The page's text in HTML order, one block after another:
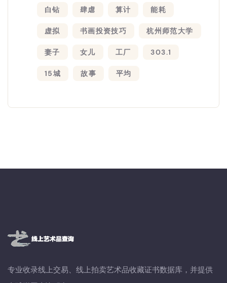
白钻 肆虐 算计 能耗
虚拟 书画投资技巧 杭州师范大学
妻子 女儿 工厂 303.1
15城 故事 平均
专业收录线上交易、线上拍卖艺术品收藏证书数据库，并提供